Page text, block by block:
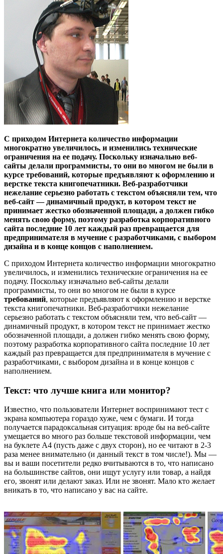
С приходом Интернета количество информации
многократно увеличилось, и изменились технические
ограничения на ее подачу. Поскольку изначально веб-
сайты делали программисты, то они во многом не были в
курсе требований, которые предъявляют к оформлению и
верстке текста книгопечатники. Веб-разработчики
нежелание серьезно работать с текстом объясняли тем, что
веб-сайт — динамичный продукт, в котором текст не
принимает жестко обозначенной площади, а должен гибко
менять свою форму, поэтому разработка корпоративного
сайта последние 10 лет каждый раз превращается для
предпринимателя в мучение с разработчиками, с выбором
дизайна и в конце концов с наполнением.
С приходом Интернета количество информации многократно
увеличилось, и изменились технические ограничения на ее
подачу. Поскольку изначально веб-сайты делали
программисты, то они во многом не были в курсе
требований, которые предъявляют к оформлению и верстке
текста книгопечатники. Веб-разработчики нежелание
серьезно работать с текстом объясняли тем, что веб-сайт —
динамичный продукт, в котором текст не принимает жестко
обозначенной площади, а должен гибко менять свою форму,
поэтому разработка корпоративного сайта последние 10 лет
каждый раз превращается для предпринимателя в мучение с
разработчиками, с выбором дизайна и в конце концов с
наполнением.
Текст: что лучше книга или монитор?
Известно, что пользователи Интернет воспринимают тест с
экрана компьютера гораздо хуже, чем с бумаги. И тогда
получается парадоксальная ситуация: вроде бы на веб-сайте
умещается во много раз больше текстовой информации, чем
на буклете А4 (пусть даже с двух сторон), но ее читают в 2-3
раза менее внимательно (и данный текст в том числе!). Мы —
вы и ваши посетители редко вчитываются в то, что написано
на большинстве сайтов, они ищут услугу или товар, а найдя
его, звонят или делают заказ. Или не звонят. Мало кто желает
вникать в то, что написано у вас на сайте.